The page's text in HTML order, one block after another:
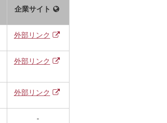
企業サイト
外部リンク
外部リンク
外部リンク
-